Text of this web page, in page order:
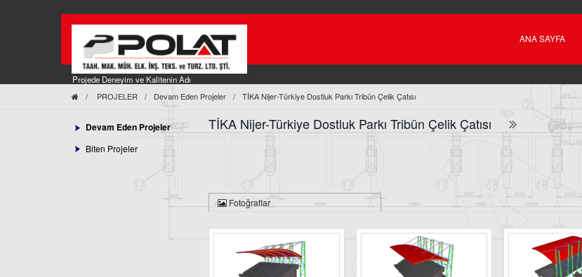
Projede Deneyim ve Kalitenin Adı
ANA SAYFA
/ PROJELER / Devam Eden Projeler / TİKA Nijer-Türkiye Dostluk Parkı Tribün Çelik Çatısı
Devam Eden Projeler
Biten Projeler
TİKA Nijer-Türkiye Dostluk Parkı Tribün Çelik Çatısı
Fotoğraflar